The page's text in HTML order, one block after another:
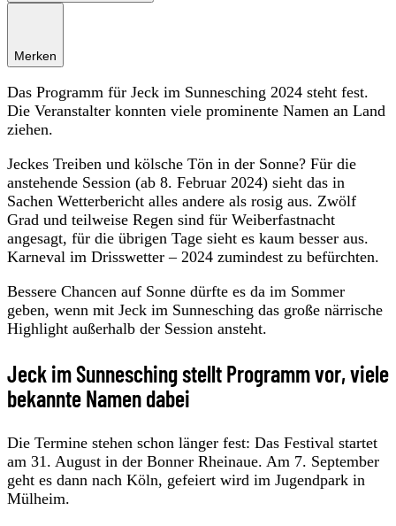
Merken
Das Programm für Jeck im Sunnesching 2024 steht fest.
Die Veranstalter konnten viele prominente Namen an Land
ziehen.
Jeckes Treiben und kölsche Tön in der Sonne? Für die
anstehende Session (ab 8. Februar 2024) sieht das in
Sachen Wetterbericht alles andere als rosig aus. Zwölf
Grad und teilweise Regen sind für Weiberfastnacht
angesagt, für die übrigen Tage sieht es kaum besser aus.
Karneval im Drisswetter – 2024 zumindest zu befürchten.
Bessere Chancen auf Sonne dürfte es da im Sommer
geben, wenn mit Jeck im Sunnesching das große närrische
Highlight außerhalb der Session ansteht.
Jeck im Sunnesching stellt Programm vor, viele
bekannte Namen dabei
Die Termine stehen schon länger fest: Das Festival startet
am 31. August in der Bonner Rheinaue. Am 7. September
geht es dann nach Köln, gefeiert wird im Jugendpark in
Mülheim.